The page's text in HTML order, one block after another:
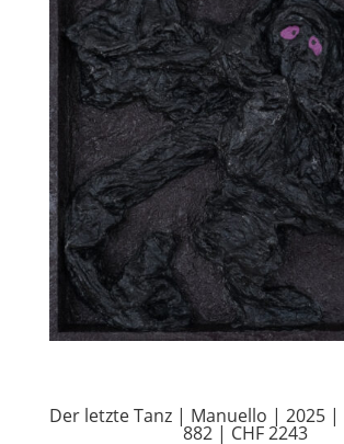
Der letzte Tanz | Manuello | 2025
882 | CHF 2243